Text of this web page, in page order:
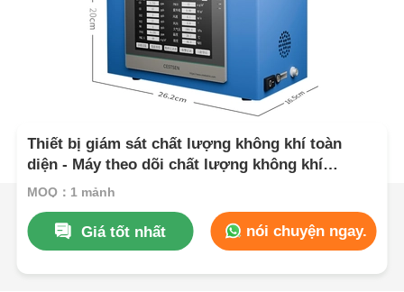
Thiết bị giám sát chất lượng không khí toàn
diện - Máy theo dõi chất lượng không khí
Carbon Monoxide
MOQ：1 mảnh
Giá tốt nhất nói chuyện ngay.